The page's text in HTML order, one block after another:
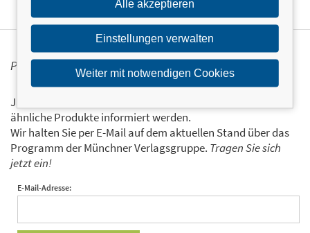
PERSONALISIERTE PRODUKTINFORMATIONEN
Ja, ich will über interessante Neuerscheinungen und
ähnliche Produkte informiert werden.
Wir halten Sie per E-Mail auf dem aktuellen Stand über das
Programm der Münchner Verlagsgruppe. Tragen Sie sich
jetzt ein!
E-Mail-Adresse:
Alle akzeptieren
Einstellungen verwalten
Weiter mit notwendigen Cookies